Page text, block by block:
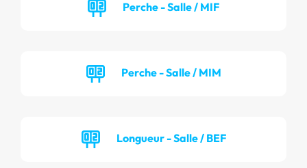
Perche - Salle / MIF
Perche - Salle / MIM
Longueur - Salle / BEF